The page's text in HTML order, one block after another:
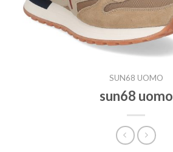
SUN68 UOMO
sun68 uomo